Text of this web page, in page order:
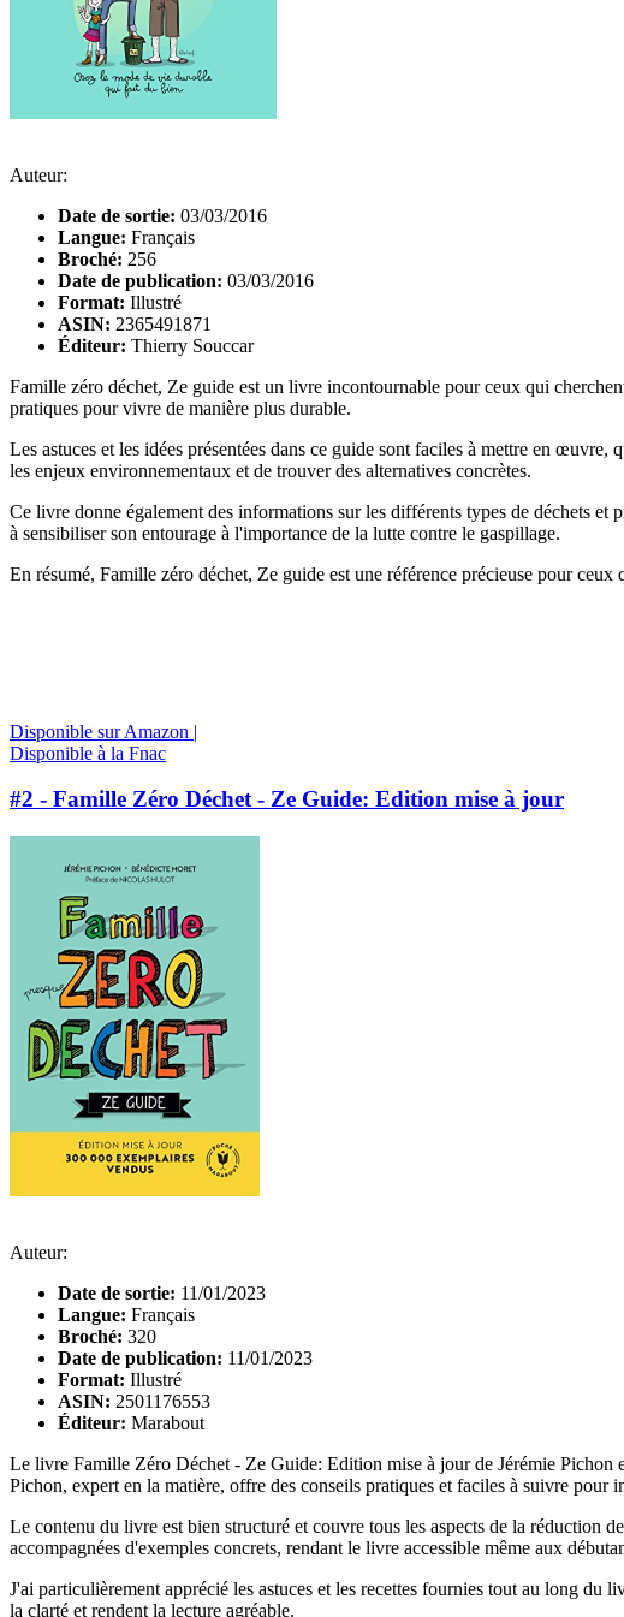
Auteur:
Date de sortie: 03/03/2016
Langue: Français
Broché: 256
Date de publication: 03/03/2016
Format: Illustré
ASIN: 2365491871
Éditeur: Thierry Souccar
Famille zéro déchet, Ze guide est un livre incontournable pour ceux qui
pratiques pour vivre de manière plus durable.
Les astuces et les idées présentées dans ce guide sont faciles à mettre en
les enjeux environnementaux et de trouver des alternatives concrètes.
Ce livre donne également des informations sur les différents types de déchets
à sensibiliser son entourage à l'importance de la lutte contre le gaspillage.
En résumé, Famille zéro déchet, Ze guide est une référence précieuse pour
Disponible sur Amazon |
Disponible à la Fnac
#2 - Famille Zéro Déchet - Ze Guide: Edition mise à jour
Auteur:
Date de sortie: 11/01/2023
Langue: Français
Broché: 320
Date de publication: 11/01/2023
Format: Illustré
ASIN: 2501176553
Éditeur: Marabout
Le livre Famille Zéro Déchet - Ze Guide: Edition mise à jour de Jérémie Pichon
Pichon, expert en la matière, offre des conseils pratiques et faciles à suivre pour
Le contenu du livre est bien structuré et couvre tous les aspects de la réduction
accompagnées d'exemples concrets, rendant le livre accessible même aux
J'ai particulièrement apprécié les astuces et les recettes fournies tout au long du
la clarté et rendent la lecture agréable.